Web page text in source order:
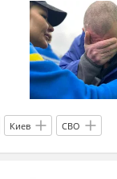
Киев СВО
СВО